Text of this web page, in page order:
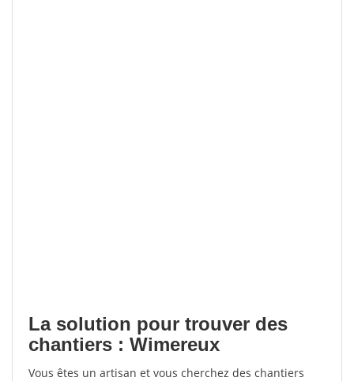
La solution pour trouver des
chantiers : Wimereux
Vous êtes un artisan et vous cherchez des chantiers